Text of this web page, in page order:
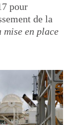
pour
de la
mise en place